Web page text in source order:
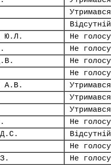
Утримався
Відсутній
Ю.Л.
Не
Не
Не
Не
А.В.
Утримався
Утримався
Утримався
Не
Д.С.
Відсутній
Не
Не